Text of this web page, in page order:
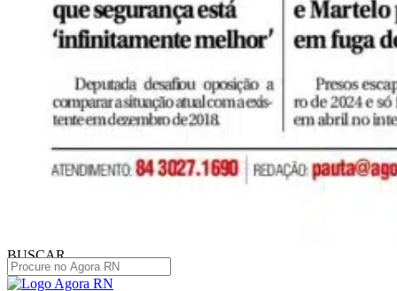
BUSCAR